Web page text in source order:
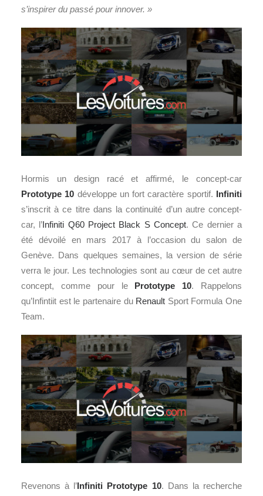
s’inspirer du passé pour innover. »
Hormis un design racé et affirmé, le concept-car
Prototype 10 développe un fort caractère sportif. Infiniti
s’inscrit à ce titre dans la continuité d’un autre concept-
car, l’Infiniti Q60 Project Black S Concept. Ce dernier a
été dévoilé en mars 2017 à l’occasion du salon de
Genève. Dans quelques semaines, la version de série
verra le jour. Les technologies sont au cœur de cet autre
concept, comme pour le Prototype 10. Rappelons
qu’Infintiit est le partenaire du Renault Sport Formula One
Team.
Revenons à l’Infiniti Prototype 10. Dans la recherche